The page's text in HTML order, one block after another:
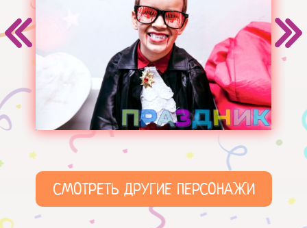
СМОТРЕТЬ ДРУГИЕ ПЕРСОНАЖИ